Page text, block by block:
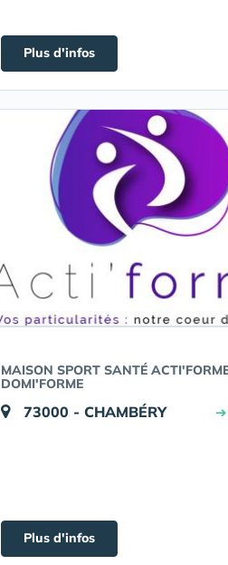
Plus d'infos
MAISON SPORT SANTÉ
DOMI'FORME
73000 - CHAMBÉRY ➔
Plus d'infos